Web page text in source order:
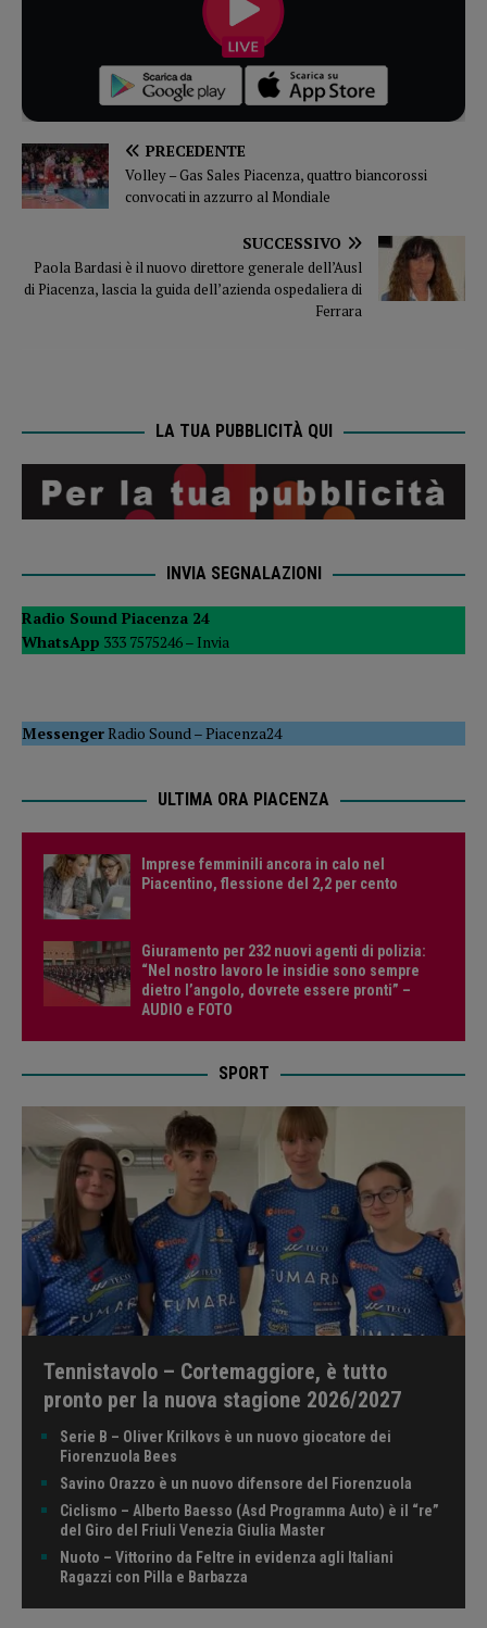
PRECEDENTE
Volley – Gas Sales Piacenza, quattro biancorossi
convocati in azzurro al Mondiale
SUCCESSIVO
Paola Bardasi è il nuovo direttore generale dell’Ausl
di Piacenza, lascia la guida dell’azienda ospedaliera di
Ferrara
LA TUA PUBBLICITÀ QUI
INVIA SEGNALAZIONI
Radio Sound Piacenza 24
WhatsApp 333 7575246 – Invia
MessengerRadio Sound –Piacenza24
ULTIMA ORA PIACENZA
Imprese femminili ancora in calo nel
Piacentino, flessione del 2,2 per cento
Giuramento per 232 nuovi agenti di polizia:
“Nel nostro lavoro le insidie sono sempre
dietro l’angolo, dovrete essere pronti” –
AUDIO e FOTO
SPORT
Tennistavolo – Cortemaggiore, è tutto
pronto per la nuova stagione 2026/2027
Serie B – Oliver Krilkovs è un nuovo giocatore dei
Fiorenzuola Bees
Savino Orazzo è un nuovo difensore del Fiorenzuola
Ciclismo – Alberto Baesso (Asd Programma Auto) è il “re”
del Giro del Friuli Venezia Giulia Master
Nuoto – Vittorino da Feltre in evidenza agli Italiani
Ragazzi con Pilla e Barbazza